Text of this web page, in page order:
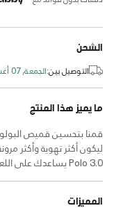
الشحن
التوصيل بين:الجمعة, 07 أغسطس - الأحد, 09 أغسطس
ما يميز هذا المنتج
قمنا بتحسين قميص
Polo 3.0 يساعدك على اللعب بدون تشتيت طوال 18 حفرة.
المميزات